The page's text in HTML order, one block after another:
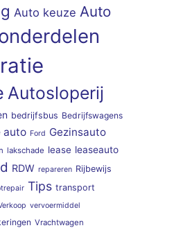
Auto keuze Auto
Autosloperij
bedrijfsbus Bedrijfswagens
auto Ford Gezinsauto
lakschade lease leaseauto
RDW repareren Rijbewijs
Tips transport
vervoermiddel
Vrachtwagen